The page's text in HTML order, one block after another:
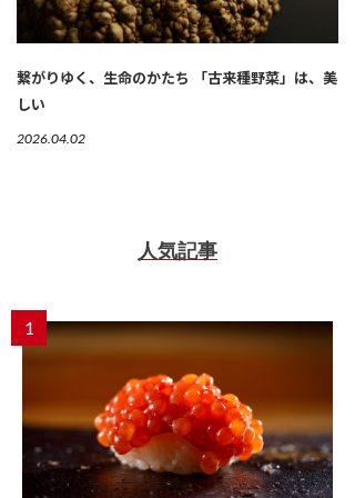
繋がりゆく、生命のかたち 「古来種野菜」は、美
しい
2026.04.02
人気記事
1